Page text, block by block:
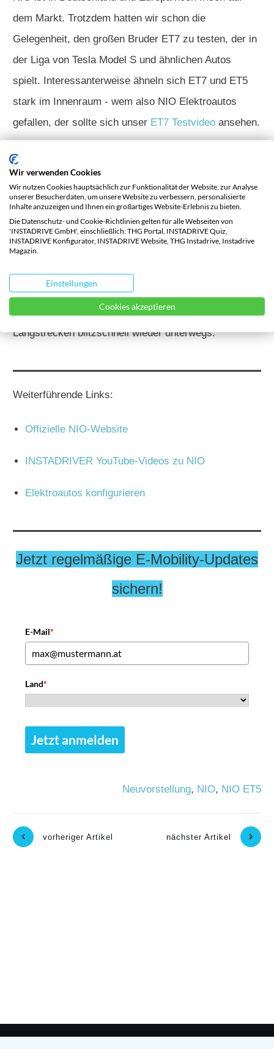
dem Markt. Trotzdem hatten wir schon die
Gelegenheit, den großen Bruder ET7 zu testen, der in
der Liga von Tesla Model S und ähnlichen Autos
spielt. Interessanterweise ähneln sich ET7 und ET5
stark im Innenraum - wem also NIO Elektroautos
gefallen, der sollte sich unser ET7 Testvideo ansehen.
Fazit zum NIO ET5
Nun zur Frage aller Fragen: Kann der NIO ET5
wirklich mithalten mit Tesla Model 3 und BMW i4?
Unsere Antwort: Ein klares JA!
Er bietet fast genauso viel Platz, ähnliche Power, ist
angesiedelt. Dafür gibt's die einzigartige Option der
Akkutauschstationen - damit ist man auf
Langstrecken blitzschnell wieder unterwegs.
Weiterführende Links:
Offizielle NIO-Website
INSTADRIVER YouTube-Videos zu NIO
Elektroautos konfigurieren
Jetzt regelmäßige E-Mobility-Updates
sichern!
E-Mail*
Land*
Jetzt anmelden
Neuvorstellung, NIO, NIO ET5
vorheriger Artikel nächster Artikel
Wir verwenden Cookies
Wir nutzen Cookies hauptsächlich zur Funktionalität der Website, zur Analyse
unserer Besucherdaten, um unsere Website zu verbessern, personalisierte
Inhalte anzuzeigen und Ihnen ein großartiges Website-Erlebnis zu bieten.
Die Datenschutz- und Cookie-Richtlinien gelten für alle Webseiten von
'INSTADRIVE GmbH', einschließlich: THG Portal, INSTADRIVE Quiz,
INSTADRIVE Konfigurator, INSTADRIVE Website, THG Instadrive, Instadrive
Magazin.
Einstellungen
Cookies akzeptieren